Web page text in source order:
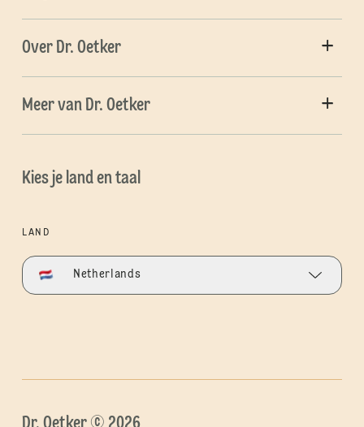
Over Dr. Oetker
Meer van Dr. Oetker
Kies je land en taal
LAND
Netherlands